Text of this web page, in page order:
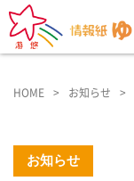
HOME お知らせ
お知らせ